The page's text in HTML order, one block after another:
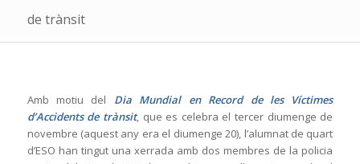
de trànsit
Amb motiu del Dia Mundial en Record de les Víctimes
d’Accidents de trànsit, que es celebra el tercer diumenge de
novembre (aquest any era el diumenge 20), l’alumnat de quart
d’ESO han tingut una xerrada amb dos membres de la policia